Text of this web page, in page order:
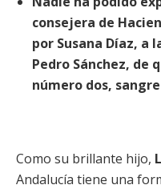
consejera de
por Susana Díaz, a
Pedro Sánchez, de
número dos,
Como su brillante hijo,
Andalucía tiene una